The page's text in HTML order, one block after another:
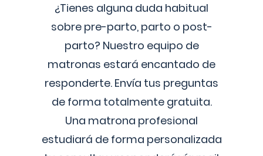
¿Tienes alguna duda habitual
sobre pre-parto, parto o post-
parto? Nuestro equipo de
matronas estará encantado de
responderte. Envía tus preguntas
de forma totalmente gratuita.
Una matrona profesional
estudiará de forma personalizada